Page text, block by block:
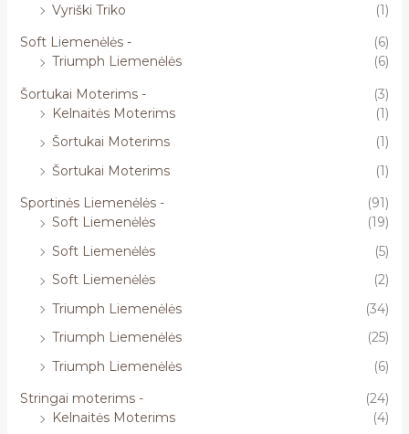
Vyriški Triko
(1)
Soft Liemenėlės -
(6)
Triumph Liemenėlės
(6)
Šortukai Moterims -
(3)
Kelnaitės Moterims
(1)
Šortukai Moterims
(1)
Šortukai Moterims
(1)
Sportinės Liemenėlės -
(91)
Soft Liemenėlės
(19)
Soft Liemenėlės
(5)
Soft Liemenėlės
(2)
Triumph Liemenėlės
(34)
Triumph Liemenėlės
(25)
Triumph Liemenėlės
(6)
Stringai moterims -
(24)
Kelnaitės Moterims
(4)